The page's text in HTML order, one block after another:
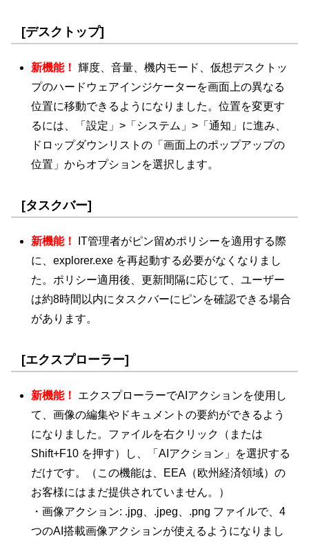
[デスクトップ]
新機能！ 輝度、音量、機内モード、仮想デスクトッ
プのハードウェアインジケーターを画面上の異なる
位置に移動できるようになりました。位置を変更す
るには、「設定」>「システム」>「通知」に進み、
ドロップダウンリストの「画面上のポップアップの
位置」からオプションを選択します。
[タスクバー]
新機能！
IT管理者がピン留めポリシーを適用する際
に、explorer.exe を再起動する必要がなくなりまし
た。ポリシー適用後、更新間隔に応じて、ユーザー
は約8時間以内にタスクバーにピンを確認できる場合
があります。
[エクスプローラー]
新機能！
エクスプローラーでAIアクションを使用し
て、画像の編集やドキュメントの要約ができるよう
になりました。ファイルを右クリック（または
Shift+F10 を押す）し、「AIアクション」を選択する
だけです。（この機能は、EEA（欧州経済領域）の
お客様にはまだ提供されていません。）
・画像アクション: .jpg、.jpeg、.png ファイルで、4
つのAI搭載画像アクションが使えるようになりまし